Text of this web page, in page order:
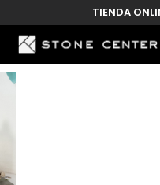
to
content
TIENDA